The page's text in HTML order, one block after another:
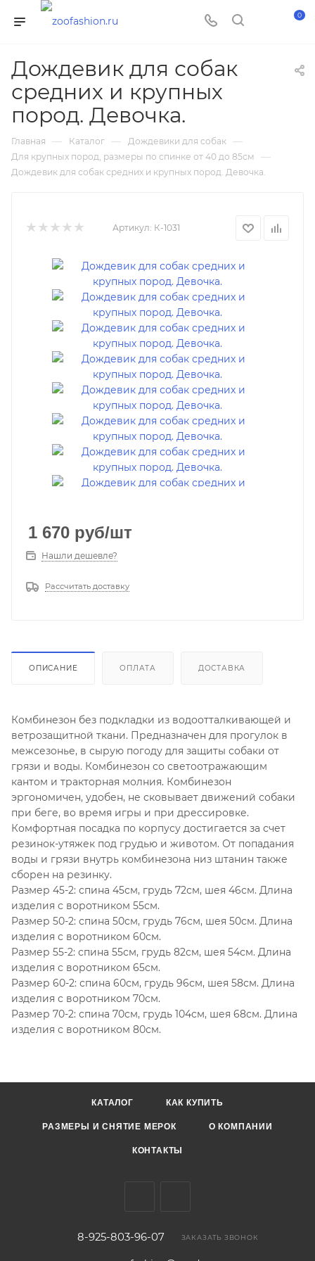
0
Дождевик для собак
средних и крупных
пород. Девочка.
Главная — Каталог — Дождевики для собак —
Для крупных пород, размеры по спинке от 40 до 85см —
Дождевик для собак средних и крупных пород. Девочка.
Артикул: К-1031
1 670 руб/шт
Нашли дешевле?
Рассчитать доставку
ОПИСАНИЕ ОПЛАТА ДОСТАВКА
Комбинезон без подкладки из водоотталкивающей и
ветрозащитной ткани. Предназначен для прогулок в
межсезонье, в сырую погоду для защиты собаки от
грязи и воды. Комбинезон со светоотражающим
кантом и тракторная молния. Комбинезон
эргономичен, удобен, не сковывает движений собаки
при беге, во время игры и при дрессировке.
Комфортная посадка по корпусу достигается за счет
резинок-утяжек под грудью и животом. От попадания
воды и грязи внутрь комбинезона низ штанин также
сборен на резинку.
Размер 45-2: спина 45см, грудь 72см, шея 46см. Длина
изделия с воротником 55см.
Размер 50-2: спина 50см, грудь 76см, шея 50см. Длина
изделия с воротником 60см.
Размер 55-2: спина 55см, грудь 82см, шея 54см. Длина
изделия с воротником 65см.
Размер 60-2: спина 60см, грудь 96см, шея 58см. Длина
изделия с воротником 70см.
Размер 70-2: спина 70см, грудь 104см, шея 68см. Длина
изделия с воротником 80см.
КАТАЛОГ КАК КУПИТЬ
РАЗМЕРЫ И СНЯТИЕ МЕРОК О КОМПАНИИ
КОНТАКТЫ
8-925-803-96-07 ЗАКАЗАТЬ ЗВОНОК